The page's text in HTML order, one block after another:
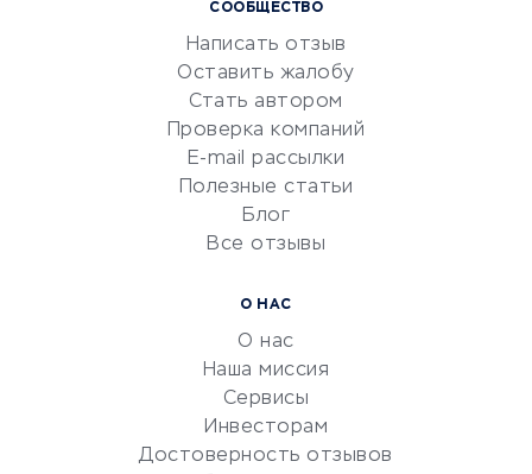
Маркетинг и продажи
Репетиторство
Красота и здоровье
Сервисы по поиску работы
Сетевой маркетинг
УСЛУГИ ДЛЯ БИЗНЕСА
документооборот
СООБЩЕСТВО
Написать отзыв
Оставить жалобу
Стать автором
Проверка компаний
E-mail рассылки
Полезные статьи
Блог
Все отзывы
О НАС
О нас
Наша миссия
Сервисы
Инвесторам
Достоверность отзывов